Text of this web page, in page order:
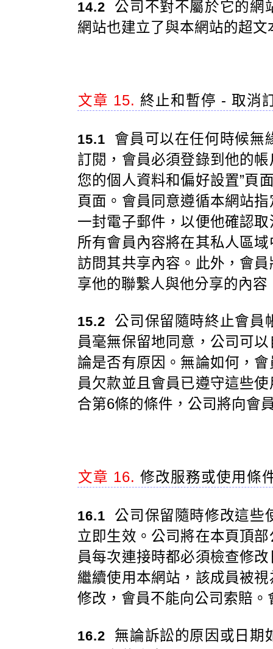
14.2 公司不對不屬於它的網
網站也建立了與本網站的超文
文章 15. 終止和暫停 - 取消
15.1 會員可以在任何時候無
訂閱，會員必須登錄到他的帳
您的個人資料和偏好設置”頁
頁面。會員同意遵循本網站
一封電子郵件，以便他確認
所有會員內容將在其私人區
訪問其共享內容。此外，會
享他的聯繫人與他分享的內
15.2 公司保留隨時終止會員
員毫無保留地同意，公司可
論是否有原因。無論如何，
員欠款並且會員已遵守這些
合第6條的條件，公司將向會
文章 16. 修改服務或使用條
16.1 公司保留隨時修改這些
立即生效。公司將在本頁頂
員每次連接時都必須檢查修
繼續使用本網站，該成員被
修改，會員不能向公司索賠
16.2 無論訴訟的原因或日期